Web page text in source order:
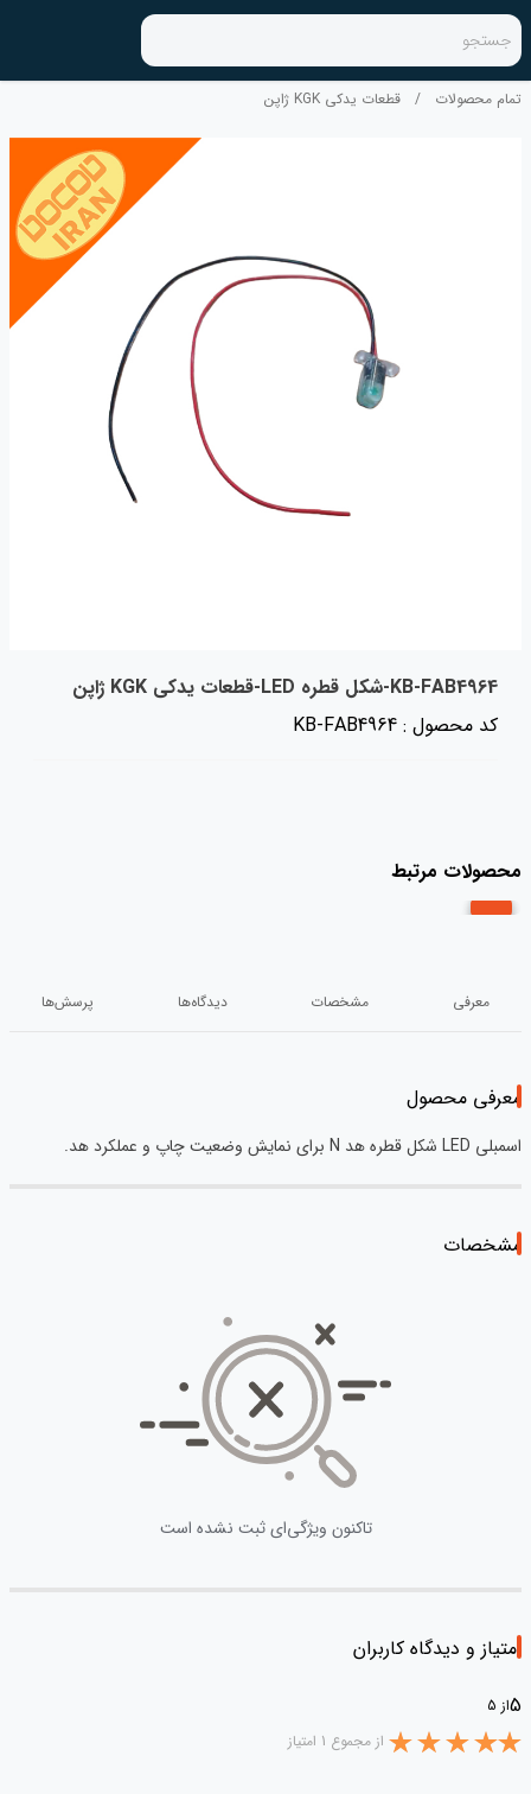
جستجو
تمام محصولات / قطعات یدکی KGK ژاپن
KB-FAB4964-شکل قطره LED-قطعات یدکی KGK ژاپن
کد محصول : KB-FAB4964
محصولات مرتبط
معرفی مشخصات دیدگاه‌ها پرسش‌ها
معرفی محصول
اسمبلی LED شکل قطره هد N برای نمایش وضعیت چاپ و عملکرد هد.
مشخصات
تاکنون ویژگی‌ای ثبت نشده است
امتیاز و دیدگاه کاربران
5از 5
از مجموع 1 امتیاز